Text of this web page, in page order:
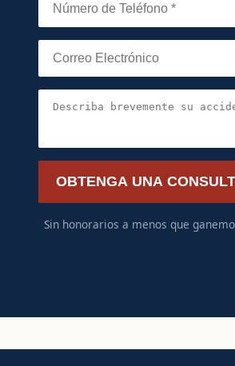
OBTENGA UNA
Sin honorarios a menos que